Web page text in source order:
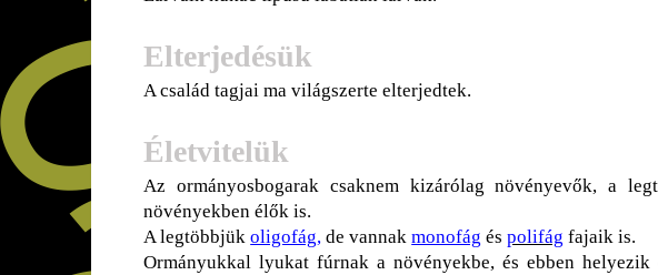
Elterjedésük
A család tagjai ma világszerte elterjedtek.
Életvitelük
Az ormányosbogarak csaknem kizárólag növényevők, a
növényekben élők is.
A legtöbbjük oligofág, de vannakmonofág éspolifág fajaik is.
Ormányukkal lyukat fúrnak a növényekbe, és ebben